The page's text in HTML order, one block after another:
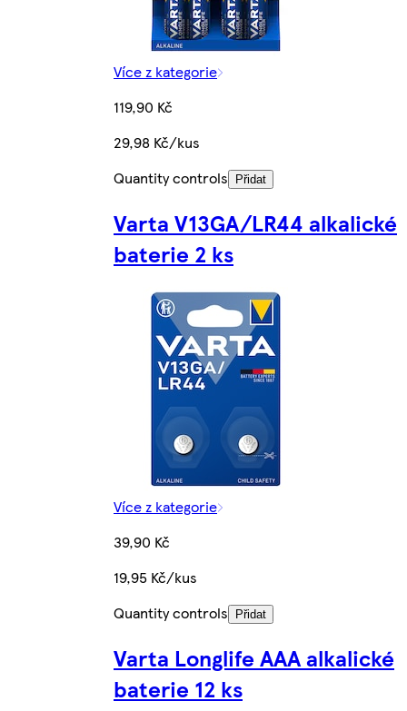
Více z kategorie
119,90 Kč
29,98 Kč/kus
Quantity controls
Přidat
Varta V13GA/LR44 alkalické
baterie 2 ks
Více z kategorie
39,90 Kč
19,95 Kč/kus
Quantity controls
Přidat
Varta Longlife AAA alkalické
baterie 12 ks